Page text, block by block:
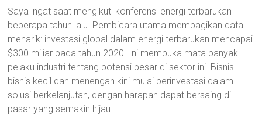
Saya ingat saat mengikuti konferensi energi terbarukan
beberapa tahun lalu. Pembicara utama membagikan data
menarik: investasi global dalam energi terbarukan mencapai
$300 miliar pada tahun 2020. Ini membuka mata banyak
pelaku industri tentang potensi besar di sektor ini. Bisnis-
bisnis kecil dan menengah kini mulai berinvestasi dalam
solusi berkelanjutan, dengan harapan dapat bersaing di
pasar yang semakin hijau.